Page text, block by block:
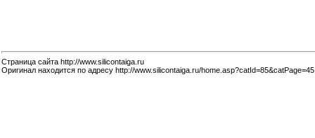
Страница сайта http://www.silicontaiga.ru
Оригинал находится по адресу http://www.silicontaiga.ru/home.asp?catId=85&catPage=45